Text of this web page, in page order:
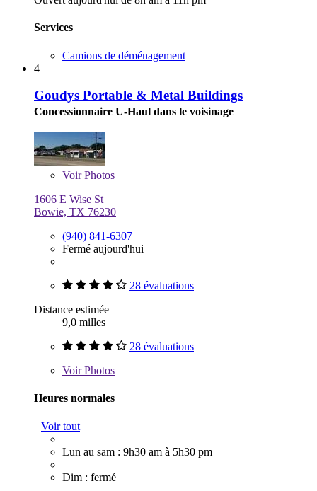
Services
Camions de déménagement
4
Goudys Portable & Metal Buildings
Concessionnaire U-Haul dans le voisinage
VoirPhotos
1606 E Wise St
Bowie, TX 76230
(940) 841-6307
Fermé aujourd'hui
28 évaluations
Distance estimée
9,0 milles
28 évaluations
VoirPhotos
Heures normales
Voir tout
Lun au sam : 9h30 am à 5h30 pm
Dim : fermé